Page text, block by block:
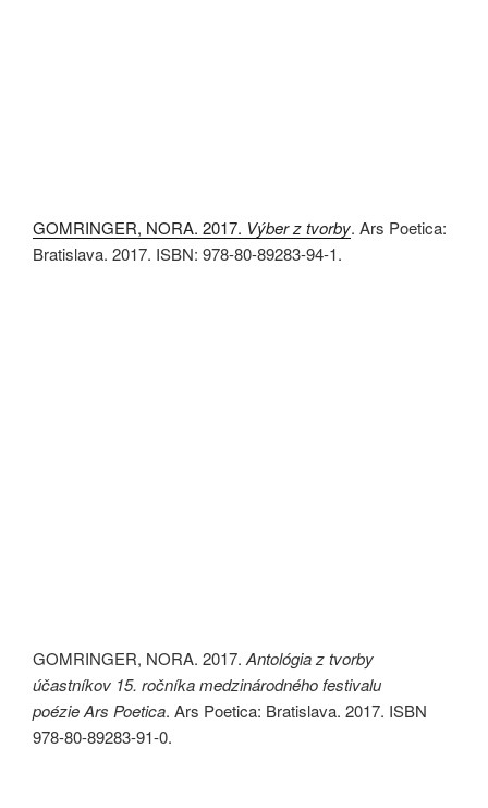
GOMRINGER, NORA. 2017. Výber z tvorby. Ars Poetica:
Bratislava. 2017. ISBN: 978-80-89283-94-1.
GOMRINGER, NORA. 2017. Antológia z tvorby
účastníkov 15. ročníka medzinárodného festivalu
poézieArs Poetica. Ars Poetica: Bratislava. 2017. ISBN
978-80-89283-91-0.